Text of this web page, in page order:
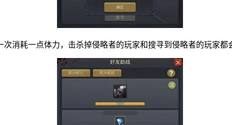
消耗一点体力，击杀掉侵略者的玩家和搜寻到侵略者的玩家都